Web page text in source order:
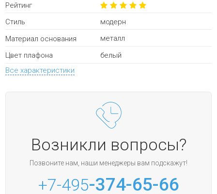
Рейтинг
Стиль
модерн
Материал основания
металл
Цвет плафона
белый
Все характеристики
Возникли вопросы?
Позвоните нам, наши менеджеры вам подскажут!
+7-495-374-65-66